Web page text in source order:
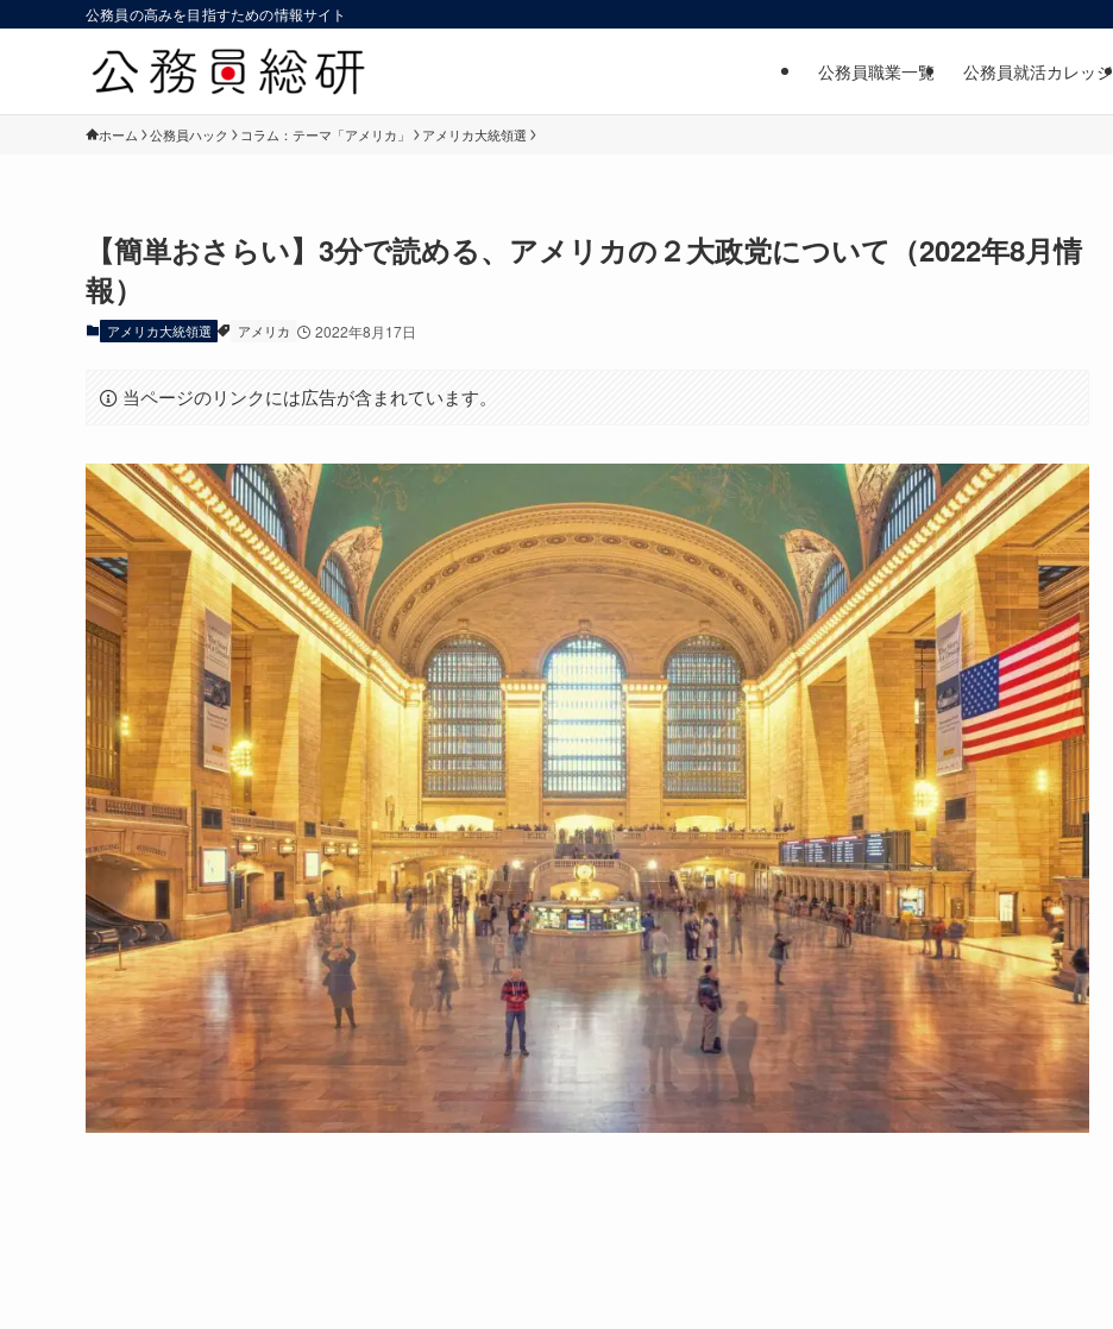
公務員の高みを目指すための情報サイト
公務員職業一覧 公務員就活カレッジ
ホーム 公務員ハック コラム：テーマ「アメリカ」 アメリカ大統領選
【簡単おさらい】3分で読める、アメリカの２大政党について（2022年8月情
報）
アメリカ大統領選 アメリカ 2022年8月17日
当ページのリンクには広告が含まれています。